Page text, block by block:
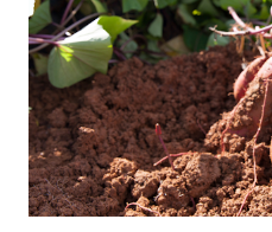
akidah dan kelanjutan dari
sekadar jabatan politik,
diyakini ma‘shum dan
dalam al-Kāfi menegaskan
hujjah sebagaimana perkataan
sebaliknya, memandang
ijtihad manus...